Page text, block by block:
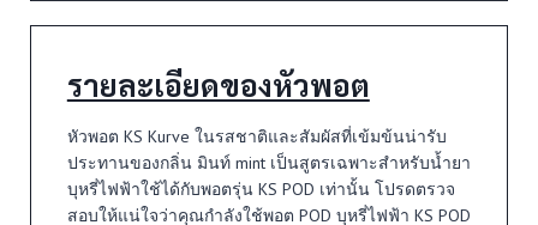
รายละเอียดของหัวพอต
หัวพอต KS Kurve ในรสชาติและสัมผัสที่เข้มข้นน่ารับ
ประทานของกลิ่น มินท์ mint เป็นสูตรเฉพาะสำหรับน้ำยา
บุหรี่ไฟฟ้าใช้ได้กับพอตรุ่น KS POD เท่านั้น โปรดตรวจ
สอบให้แน่ใจว่าคุณกำลังใช้พอต POD บุหรี่ไฟฟ้า KS POD